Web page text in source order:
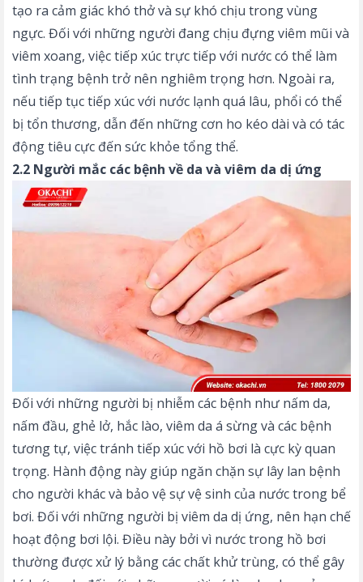
tạo ra cảm giác khó thở và sự khó chịu trong vùng
ngực. Đối với những người đang chịu đựng viêm mũi và
viêm xoang, việc tiếp xúc trực tiếp với nước có thể làm
tình trạng bệnh trở nên nghiêm trọng hơn. Ngoài ra,
nếu tiếp tục tiếp xúc với nước lạnh quá lâu, phổi có thể
bị tổn thương, dẫn đến những cơn ho kéo dài và có tác
động tiêu cực đến sức khỏe tổng thể.
2.2 Người mắc các bệnh về da và viêm da dị ứng
Đối với những người bị nhiễm các bệnh như nấm da,
nấm đầu, ghẻ lở, hắc lào, viêm da á sừng và các bệnh
tương tự, việc tránh tiếp xúc với hồ bơi là cực kỳ quan
trọng. Hành động này giúp ngăn chặn sự lây lan bệnh
cho người khác và bảo vệ sự vệ sinh của nước trong bể
bơi. Đối với những người bị viêm da dị ứng, nên hạn chế
hoạt động bơi lội. Điều này bởi vì nước trong hồ bơi
thường được xử lý bằng các chất khử trùng, có thể gây